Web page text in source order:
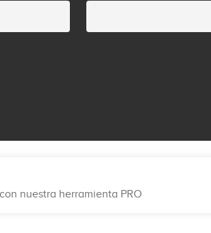
nuestra herramienta PRO